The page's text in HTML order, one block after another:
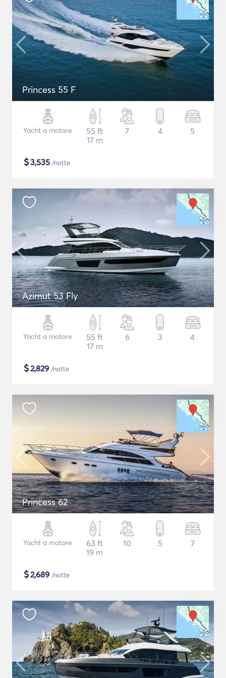
Princess 55 F
Yacht a motore
55 ft
17 m
7 4 5
$3,535 /notte
Azimut 53 Fly
Yacht a motore
55 ft
17 m
6 3 4
$2,829 /notte
Princess 62
Yacht a motore
63 ft
19 m
10 5 7
$2,689 /notte